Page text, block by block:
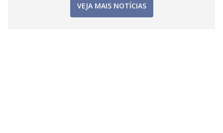
VEJA MAIS NOTÍCIAS